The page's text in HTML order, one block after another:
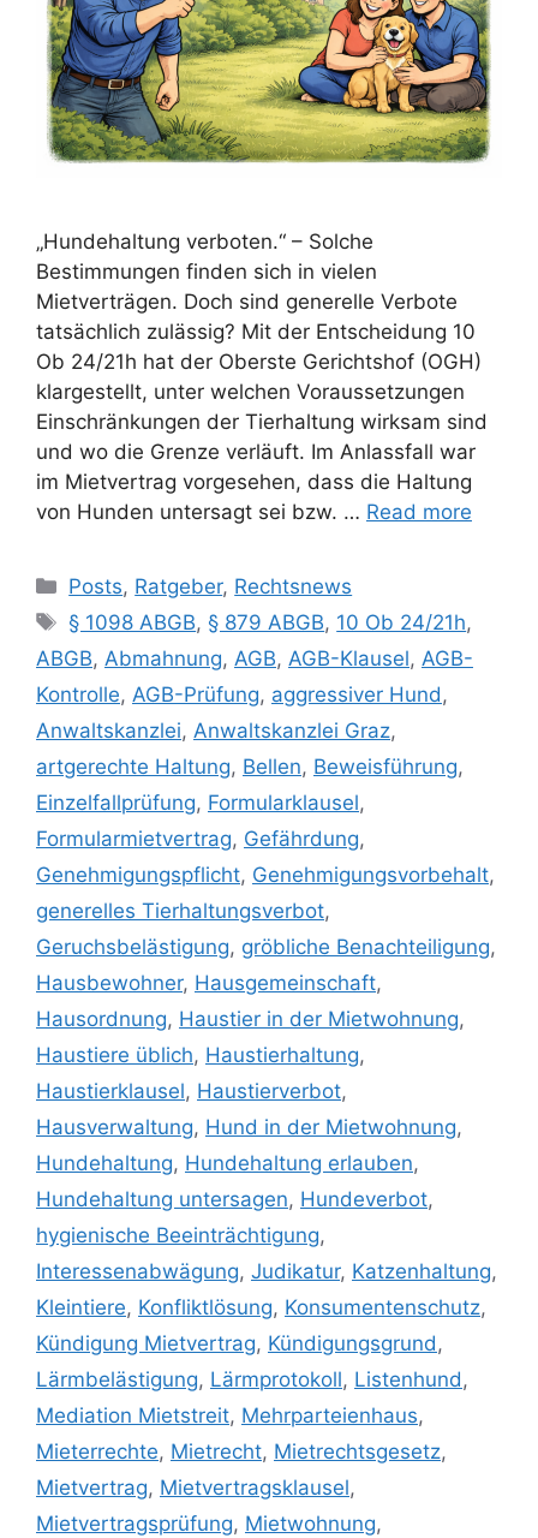
„Hundehaltung verboten.“ – Solche
Bestimmungen finden sich in vielen
Mietverträgen. Doch sind generelle Verbote
tatsächlich zulässig? Mit der Entscheidung 10
Ob 24/21h hat der Oberste Gerichtshof (OGH)
klargestellt, unter welchen Voraussetzungen
Einschränkungen der Tierhaltung wirksam sind
und wo die Grenze verläuft. Im Anlassfall war
im Mietvertrag vorgesehen, dass die Haltung
von Hunden untersagt sei bzw. … Read more
Posts, Ratgeber, Rechtsnews
§ 1098 ABGB, § 879 ABGB, 10 Ob 24/21h,
ABGB, Abmahnung, AGB, AGB-Klausel, AGB-
Kontrolle, AGB-Prüfung, aggressiver Hund,
Anwaltskanzlei, Anwaltskanzlei Graz,
artgerechte Haltung, Bellen, Beweisführung,
Einzelfallprüfung, Formularklausel,
Formularmietvertrag, Gefährdung,
Genehmigungspflicht, Genehmigungsvorbehalt,
generelles Tierhaltungsverbot,
Geruchsbelästigung, gröbliche Benachteiligung,
Hausbewohner, Hausgemeinschaft,
Hausordnung, Haustier in der Mietwohnung,
Haustiere üblich, Haustierhaltung,
Haustierklausel, Haustierverbot,
Hausverwaltung, Hund in der Mietwohnung,
Hundehaltung, Hundehaltung erlauben,
Hundehaltung untersagen, Hundeverbot,
hygienische Beeinträchtigung,
Interessenabwägung, Judikatur, Katzenhaltung,
Kleintiere, Konfliktlösung, Konsumentenschutz,
Kündigung Mietvertrag, Kündigungsgrund,
Lärmbelästigung, Lärmprotokoll, Listenhund,
Mediation Mietstreit, Mehrparteienhaus,
Mieterrechte, Mietrecht, Mietrechtsgesetz,
Mietvertrag, Mietvertragsklausel,
Mietvertragsprüfung, Mietwohnung,